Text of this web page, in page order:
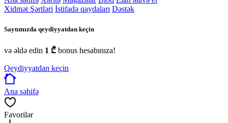
Xidmət Şərtləri İstifadə qaydaları Dəstək
Saytımızda qeydiyyatdan keçin
və əldə edin 1 ₾ bonus hesabınıza!
Qeydiyyatdan keçin
Ana səhifə
Favorilər